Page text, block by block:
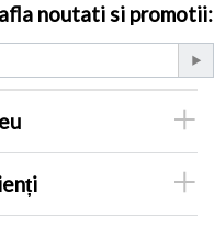
noutati si promotii: